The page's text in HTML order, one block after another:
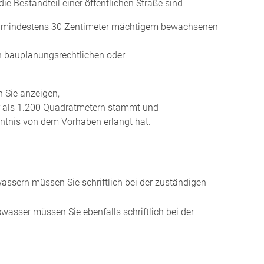
Bestandteil einer öffentlichen Straße sind
30 Zentimeter mächtigem bewachsenen
bauplanungsrechtlichen oder
Sie anzeigen,
1.200 Quadratmetern stammt und
von dem Vorhaben erlangt hat.
müssen Sie schriftlich bei der zuständigen
müssen Sie ebenfalls schriftlich bei der